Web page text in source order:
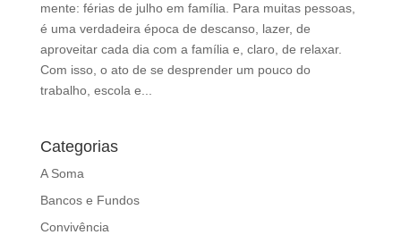
mente: férias de julho em família. Para muitas pessoas,
é uma verdadeira época de descanso, lazer, de
aproveitar cada dia com a família e, claro, de relaxar.
Com isso, o ato de se desprender um pouco do
trabalho, escola e...
Categorias
A Soma
Bancos e Fundos
Convivência